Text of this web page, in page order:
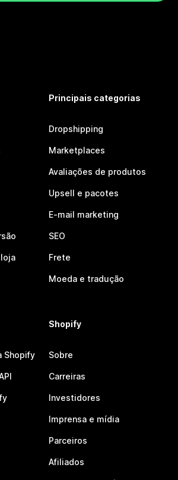
Principais categorias
Dropshipping
Marketplaces
Avaliações de produtos
Upsell e pacotes
E-mail marketing
SEO
Frete
Moeda e tradução
Shopify
Shopify
Sobre
Carreiras
Investidores
Imprensa e mídia
Parceiros
Afiliados